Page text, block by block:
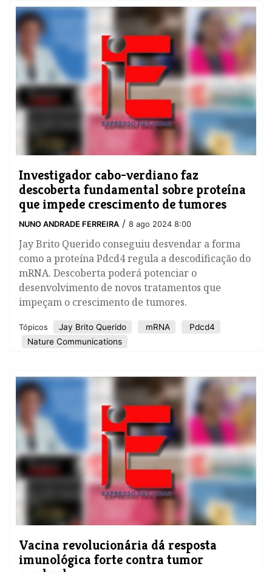
​Investigador cabo-verdiano faz
descoberta fundamental sobre proteína
que impede crescimento de tumores
NUNO ANDRADE FERREIRA / 8 ago 2024 8:00
Jay Brito Querido conseguiu desvendar a forma
como a proteína Pdcd4 regula a descodificação do
mRNA. Descoberta poderá potenciar o
desenvolvimento de novos tratamentos que
impeçam o crescimento de tumores.
Tópicos Jay Brito Querido mRNA
Pdcd4
Nature Communications
Vacina revolucionária dá resposta
imunológica forte contra tumor